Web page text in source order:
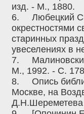
изд. - М., 1880.
6.
Любецкий
окрестностями
старинных
увеселениях в
7.
М., 1992. - С.
8.
Опись
Москве, на